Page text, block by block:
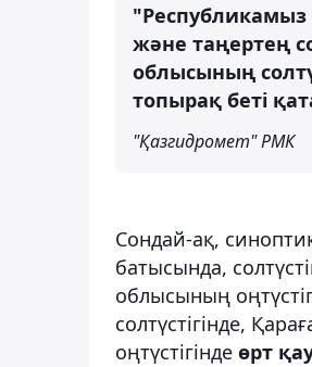
"Республикамыз
және таңертең
облысының
топырақ беті
"Қазгидромет" РМК
Сондай-ақ,
батысында,
облысының
солтүстігінде,
оңтүстігінде өрт